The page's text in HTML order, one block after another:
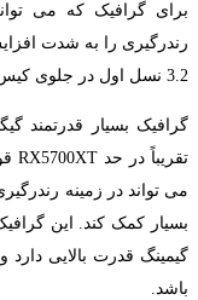
برای گرافیک که می
3.2 نسل اول در جلوی کیس می باشد.
می تواند در زمینه
بسیار کمک کند. این
گیمینگ قدرت بالایی دارد
باشد.